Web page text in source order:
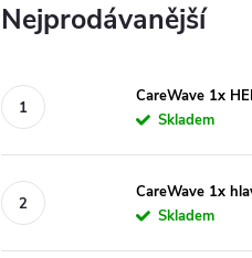
Nejprodávanější
CareWave 1x
Skladem
CareWave 1x
Skladem